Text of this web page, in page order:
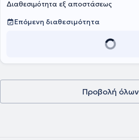
Διαθεσιμότητα εξ αποστάσεως
Επόμενη διαθεσιμότητα
Προβολή όλων